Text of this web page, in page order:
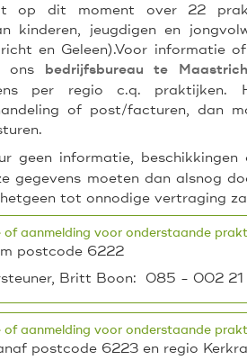
op dit moment over 22
kinderen, jeugdigen en
en Geleen).Voor informatie
ons bedrijfsbureau te
per regio c.q. praktijken.
of post/facturen, dan
geen informatie,
gegevens moeten dan alsnog
tot onnodige vertraging
of aanmelding voor onderstaande
postcode 6222
Britt Boon: 085 - 002 21
of aanmelding voor onderstaande
postcode 6223 en regio